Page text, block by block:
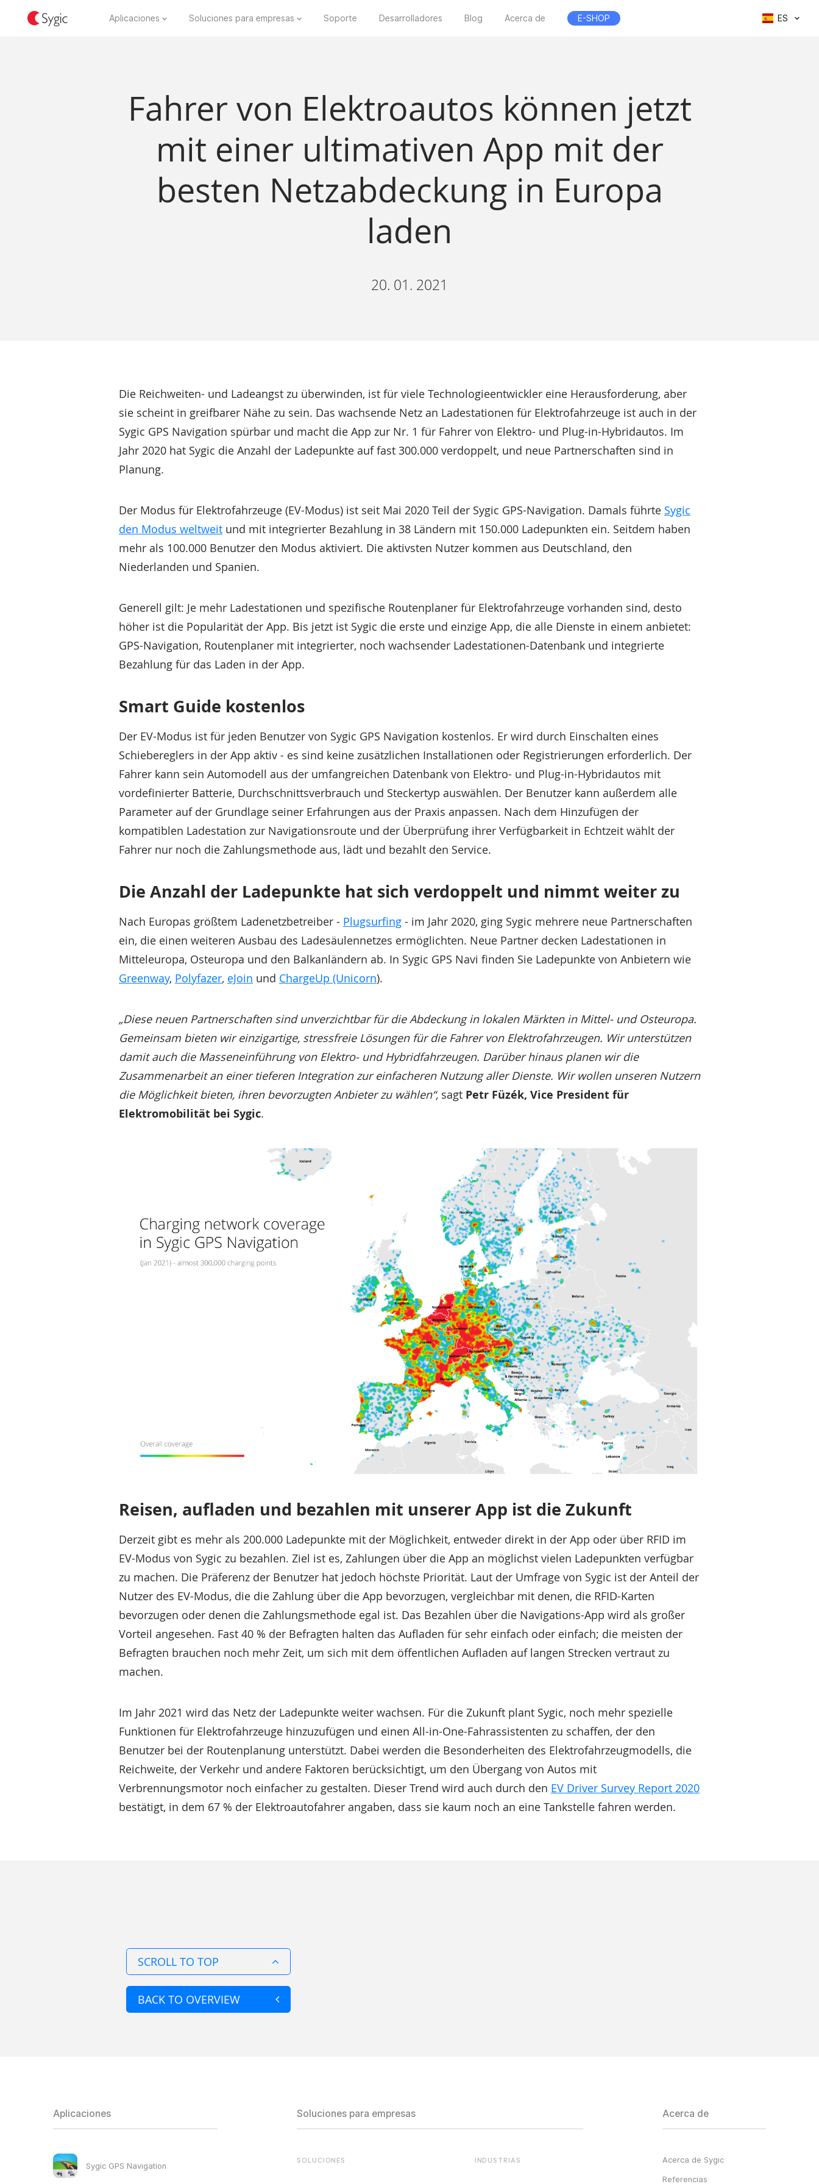
Aplicaciones Soluciones para empresas Soporte Desarrolladores Blog Acerca de E-SHOP ES
Fahrer von Elektroautos können jetzt
mit einer ultimativen App mit der
besten Netzabdeckung in Europa
laden
20. 01. 2021
Die Reichweiten- und Ladeangst zu überwinden, ist für viele Technologieentwickler eine Herausforderung, aber
sie scheint in greifbarer Nähe zu sein. Das wachsende Netz an Ladestationen für Elektrofahrzeuge ist auch in der
Sygic GPS Navigation spürbar und macht die App zur Nr. 1 für Fahrer von Elektro- und Plug-in-Hybridautos. Im
Jahr 2020 hat Sygic die Anzahl der Ladepunkte auf fast 300.000 verdoppelt, und neue Partnerschaften sind in
Planung.
Der Modus für Elektrofahrzeuge (EV-Modus) ist seit Mai 2020 Teil der Sygic GPS-Navigation. Damals führte Sygic
den Modus weltweit und mit integrierter Bezahlung in 38 Ländern mit 150.000 Ladepunkten ein. Seitdem haben
mehr als 100.000 Benutzer den Modus aktiviert. Die aktivsten Nutzer kommen aus Deutschland, den
Niederlanden und Spanien.
Generell gilt: Je mehr Ladestationen und spezifische Routenplaner für Elektrofahrzeuge vorhanden sind, desto
höher ist die Popularität der App. Bis jetzt ist Sygic die erste und einzige App, die alle Dienste in einem anbietet:
GPS-Navigation, Routenplaner mit integrierter, noch wachsender Ladestationen-Datenbank und integrierte
Bezahlung für das Laden in der App.
Smart Guide kostenlos
Der EV-Modus ist für jeden Benutzer von Sygic GPS Navigation kostenlos. Er wird durch Einschalten eines
Schiebereglers in der App aktiv - es sind keine zusätzlichen Installationen oder Registrierungen erforderlich. Der
Fahrer kann sein Automodell aus der umfangreichen Datenbank von Elektro- und Plug-in-Hybridautos mit
vordefinierter Batterie, Durchschnittsverbrauch und Steckertyp auswählen. Der Benutzer kann außerdem alle
Parameter auf der Grundlage seiner Erfahrungen aus der Praxis anpassen. Nach dem Hinzufügen der
kompatiblen Ladestation zur Navigationsroute und der Überprüfung ihrer Verfügbarkeit in Echtzeit wählt der
Fahrer nur noch die Zahlungsmethode aus, lädt und bezahlt den Service.
Die Anzahl der Ladepunkte hat sich verdoppelt und nimmt weiter zu
Nach Europas größtem Ladenetzbetreiber - Plugsurfing - im Jahr 2020, ging Sygic mehrere neue Partnerschaften
ein, die einen weiteren Ausbau des Ladesäulennetzes ermöglichten. Neue Partner decken Ladestationen in
Mitteleuropa, Osteuropa und den Balkanländern ab. In Sygic GPS Navi finden Sie Ladepunkte von Anbietern wie
Greenway, Polyfazer, eJoin und ChargeUp (Unicorn).
„Diese neuen Partnerschaften sind unverzichtbar für die Abdeckung in lokalen Märkten in Mittel- und Osteuropa.
Gemeinsam bieten wir einzigartige, stressfreie Lösungen für die Fahrer von Elektrofahrzeugen. Wir unterstützen
damit auch die Masseneinführung von Elektro- und Hybridfahrzeugen. Darüber hinaus planen wir die
Zusammenarbeit an einer tieferen Integration zur einfacheren Nutzung aller Dienste. Wir wollen unseren Nutzern
die Möglichkeit bieten, ihren bevorzugten Anbieter zu wählen“, sagt Petr Füzék, Vice President für
Elektromobilität bei Sygic.
Reisen, aufladen und bezahlen mit unserer App ist die Zukunft
Derzeit gibt es mehr als 200.000 Ladepunkte mit der Möglichkeit, entweder direkt in der App oder über RFID im
EV-Modus von Sygic zu bezahlen. Ziel ist es, Zahlungen über die App an möglichst vielen Ladepunkten verfügbar
zu machen. Die Präferenz der Benutzer hat jedoch höchste Priorität. Laut der Umfrage von Sygic ist der Anteil der
Nutzer des EV-Modus, die die Zahlung über die App bevorzugen, vergleichbar mit denen, die RFID-Karten
bevorzugen oder denen die Zahlungsmethode egal ist. Das Bezahlen über die Navigations-App wird als großer
Vorteil angesehen. Fast 40 % der Befragten halten das Aufladen für sehr einfach oder einfach; die meisten der
Befragten brauchen noch mehr Zeit, um sich mit dem öffentlichen Aufladen auf langen Strecken vertraut zu
machen.
Im Jahr 2021 wird das Netz der Ladepunkte weiter wachsen. Für die Zukunft plant Sygic, noch mehr spezielle
Funktionen für Elektrofahrzeuge hinzuzufügen und einen All-in-One-Fahrassistenten zu schaffen, der den
Benutzer bei der Routenplanung unterstützt. Dabei werden die Besonderheiten des Elektrofahrzeugmodells, die
Reichweite, der Verkehr und andere Faktoren berücksichtigt, um den Übergang von Autos mit
Verbrennungsmotor noch einfacher zu gestalten. Dieser Trend wird auch durch den EV Driver Survey Report 2020
bestätigt, in dem 67 % der Elektroautofahrer angaben, dass sie kaum noch an eine Tankstelle fahren werden.
SCROLL TO TOP
BACK TO OVERVIEW
Aplicaciones
Sygic GPS Navigation
Soluciones para empresas
SOLUCIONES INDUSTRIAS
Acerca de
Acerca de Sygic
Referencias